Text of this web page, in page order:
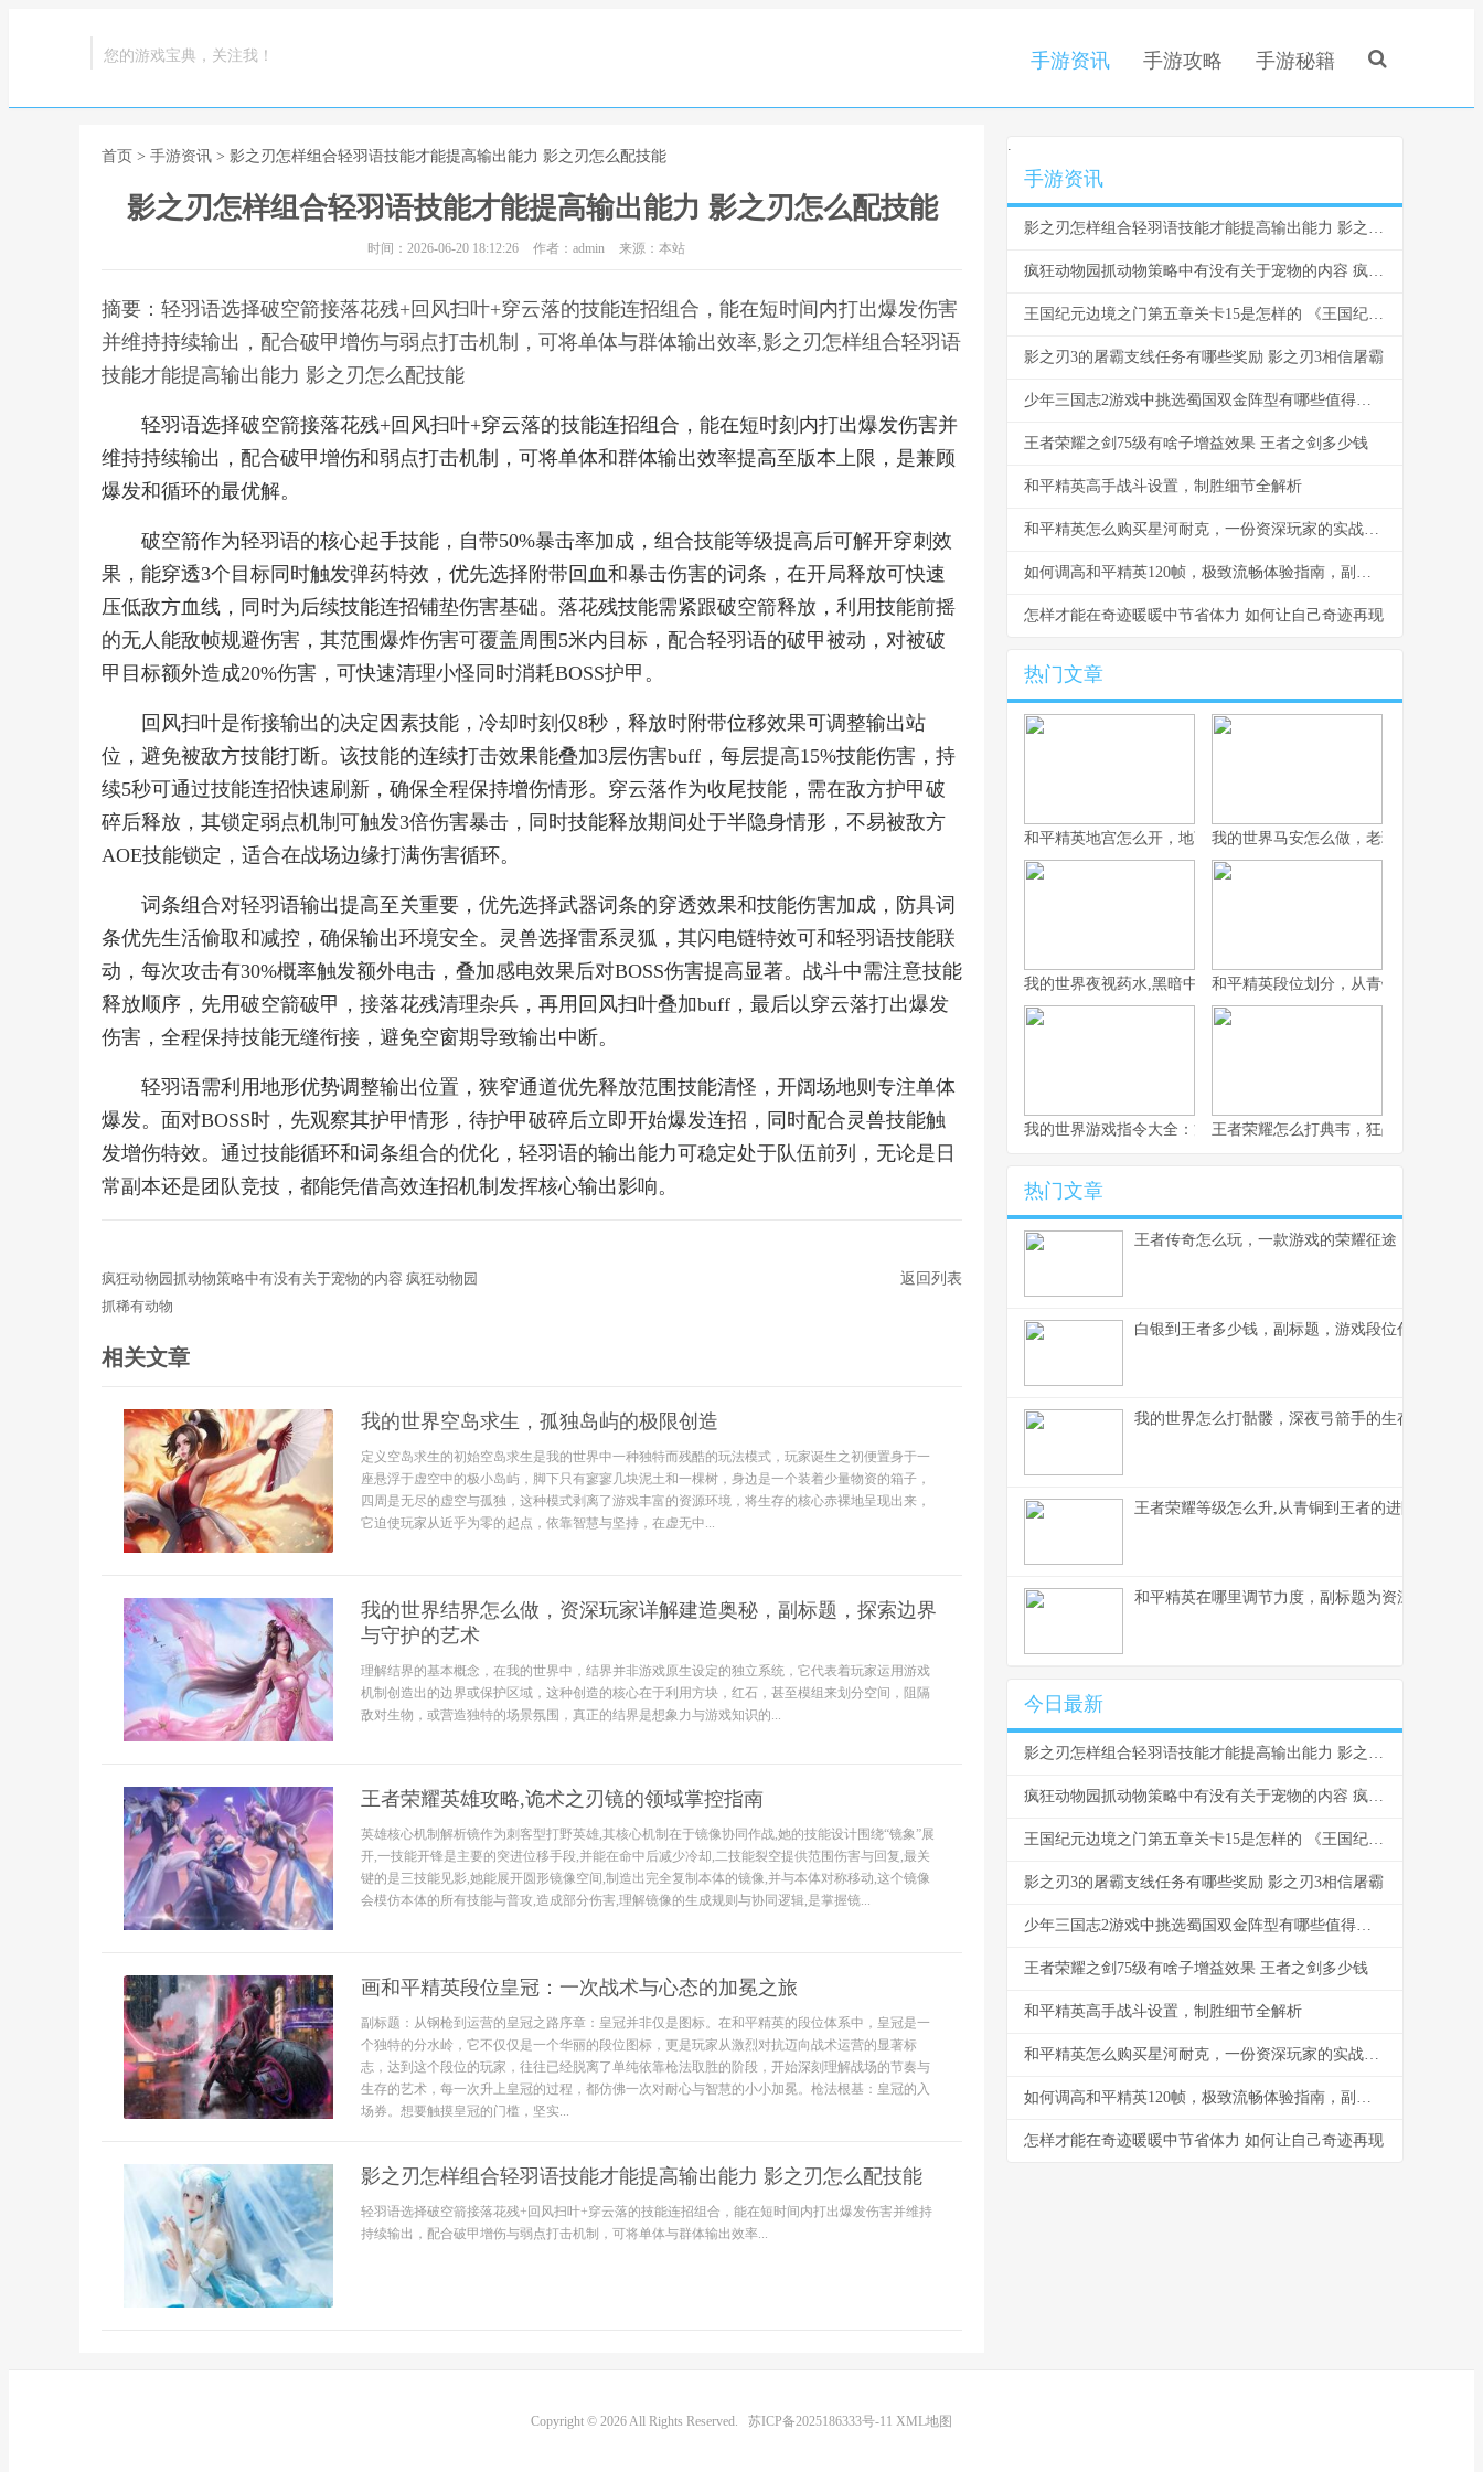
您的游戏宝典，关注我！ 手游资讯 手游攻略 手游秘籍
首页 > 手游资讯 > 影之刃怎样组合轻羽语技能才能提高输出能力 影之刃怎么配技能
影之刃怎样组合轻羽语技能才能提高输出能力 影之刃怎么配技能
时间：2026-06-20 18:12:26 作者：admin 来源：本站
摘要：轻羽语选择破空箭接落花残+回风扫叶+穿云落的技能连招组合，能在短时间内打出爆发伤害
并维持持续输出，配合破甲增伤与弱点打击机制，可将单体与群体输出效率,影之刃怎样组合轻羽语
技能才能提高输出能力 影之刃怎么配技能
轻羽语选择破空箭接落花残+回风扫叶+穿云落的技能连招组合，能在短时刻内打出爆发伤害并
维持持续输出，配合破甲增伤和弱点打击机制，可将单体和群体输出效率提高至版本上限，是兼顾
爆发和循环的最优解。
破空箭作为轻羽语的核心起手技能，自带50%暴击率加成，组合技能等级提高后可解开穿刺效
果，能穿透3个目标同时触发弹药特效，优先选择附带回血和暴击伤害的词条，在开局释放可快速
压低敌方血线，同时为后续技能连招铺垫伤害基础。落花残技能需紧跟破空箭释放，利用技能前摇
的无人能敌帧规避伤害，其范围爆炸伤害可覆盖周围5米内目标，配合轻羽语的破甲被动，对被破
甲目标额外造成20%伤害，可快速清理小怪同时消耗BOSS护甲。
回风扫叶是衔接输出的决定因素技能，冷却时刻仅8秒，释放时附带位移效果可调整输出站
位，避免被敌方技能打断。该技能的连续打击效果能叠加3层伤害buff，每层提高15%技能伤害，持
续5秒可通过技能连招快速刷新，确保全程保持增伤情形。穿云落作为收尾技能，需在敌方护甲破
碎后释放，其锁定弱点机制可触发3倍伤害暴击，同时技能释放期间处于半隐身情形，不易被敌方
AOE技能锁定，适合在战场边缘打满伤害循环。
词条组合对轻羽语输出提高至关重要，优先选择武器词条的穿透效果和技能伤害加成，防具词
条优先生活偷取和减控，确保输出环境安全。灵兽选择雷系灵狐，其闪电链特效可和轻羽语技能联
动，每次攻击有30%概率触发额外电击，叠加感电效果后对BOSS伤害提高显著。战斗中需注意技能
释放顺序，先用破空箭破甲，接落花残清理杂兵，再用回风扫叶叠加buff，最后以穿云落打出爆发
伤害，全程保持技能无缝衔接，避免空窗期导致输出中断。
轻羽语需利用地形优势调整输出位置，狭窄通道优先释放范围技能清怪，开阔场地则专注单体
爆发。面对BOSS时，先观察其护甲情形，待护甲破碎后立即开始爆发连招，同时配合灵兽技能触
发增伤特效。通过技能循环和词条组合的优化，轻羽语的输出能力可稳定处于队伍前列，无论是日
常副本还是团队竞技，都能凭借高效连招机制发挥核心输出影响。
疯狂动物园抓动物策略中有没有关于宠物的内容 疯狂动物园
抓稀有动物
返回列表
相关文章
我的世界空岛求生，孤独岛屿的极限创造
定义空岛求生的初始空岛求生是我的世界中一种独特而残酷的玩法模式，玩家诞生之初便置身于一
座悬浮于虚空中的极小岛屿，脚下只有寥寥几块泥土和一棵树，身边是一个装着少量物资的箱子，
四周是无尽的虚空与孤独，这种模式剥离了游戏丰富的资源环境，将生存的核心赤裸地呈现出来，
它迫使玩家从近乎为零的起点，依靠智慧与坚持，在虚无中...
我的世界结界怎么做，资深玩家详解建造奥秘，副标题，探索边界
与守护的艺术
理解结界的基本概念，在我的世界中，结界并非游戏原生设定的独立系统，它代表着玩家运用游戏
机制创造出的边界或保护区域，这种创造的核心在于利用方块，红石，甚至模组来划分空间，阻隔
敌对生物，或营造独特的场景氛围，真正的结界是想象力与游戏知识的...
王者荣耀英雄攻略,诡术之刃镜的领域掌控指南
英雄核心机制解析镜作为刺客型打野英雄,其核心机制在于镜像协同作战,她的技能设计围绕“镜象”展
开,一技能开锋是主要的突进位移手段,并能在命中后减少冷却,二技能裂空提供范围伤害与回复,最关
键的是三技能见影,她能展开圆形镜像空间,制造出完全复制本体的镜像,并与本体对称移动,这个镜像
会模仿本体的所有技能与普攻,造成部分伤害,理解镜像的生成规则与协同逻辑,是掌握镜...
画和平精英段位皇冠：一次战术与心态的加冕之旅
副标题：从钢枪到运营的皇冠之路序章：皇冠并非仅是图标。在和平精英的段位体系中，皇冠是一
个独特的分水岭，它不仅仅是一个华丽的段位图标，更是玩家从激烈对抗迈向战术运营的显著标
志，达到这个段位的玩家，往往已经脱离了单纯依靠枪法取胜的阶段，开始深刻理解战场的节奏与
生存的艺术，每一次升上皇冠的过程，都仿佛一次对耐心与智慧的小小加冕。枪法根基：皇冠的入
场券。想要触摸皇冠的门槛，坚实...
影之刃怎样组合轻羽语技能才能提高输出能力 影之刃怎么配技能
轻羽语选择破空箭接落花残+回风扫叶+穿云落的技能连招组合，能在短时间内打出爆发伤害并维持
持续输出，配合破甲增伤与弱点打击机制，可将单体与群体输出效率...
.
手游资讯
影之刃怎样组合轻羽语技能才能提高输出能力 影之刃怎么配技能
疯狂动物园抓动物策略中有没有关于宠物的内容 疯狂动物园抓稀有动物
王国纪元边境之门第五章关卡15是怎样的 《王国纪元》边境之门8-2
影之刃3的屠霸支线任务有哪些奖励 影之刃3相信屠霸
少年三国志2游戏中挑选蜀国双金阵型有哪些值得注意的要素 少年三国志2游戏视频
王者荣耀之剑75级有啥子增益效果 王者之剑多少钱
和平精英高手战斗设置，制胜细节全解析
和平精英怎么购买星河耐克，一份资深玩家的实战指南，副标题，星河漫步实战穿搭获取全解析
如何调高和平精英120帧，极致流畅体验指南，副标题，资深玩家实战设置全解析
怎样才能在奇迹暖暖中节省体力 如何让自己奇迹再现
热门文章
和平精英地宫怎么开，地下迷城的探险指南我的世界马安怎么做，老玩家教你获得
我的世界夜视药水,黑暗中的黄金钥匙,副标题,从酿造到探险的完整
和平精英段位划分，从青铜到战神的血
我的世界游戏指令大全：方块世界的代码艺术王者荣耀怎么打典韦，狂战士的克制
热门文章
王者传奇怎么玩，一款游戏的荣耀征途
白银到王者多少钱，副标题，游戏段位代练市场的
我的世界怎么打骷髅，深夜弓箭手的生存指南
王者荣耀等级怎么升,从青铜到王者的进阶之路副标
和平精英在哪里调节力度，副标题为资深玩家分享
今日最新
影之刃怎样组合轻羽语技能才能提高输出能力 影之刃怎么配技能
疯狂动物园抓动物策略中有没有关于宠物的内容 疯狂动物园抓稀有动物
王国纪元边境之门第五章关卡15是怎样的 《王国纪元》边境之门8-2
影之刃3的屠霸支线任务有哪些奖励 影之刃3相信屠霸
少年三国志2游戏中挑选蜀国双金阵型有哪些值得注意的要素 少年三国志2游戏视频
王者荣耀之剑75级有啥子增益效果 王者之剑多少钱
和平精英高手战斗设置，制胜细节全解析
和平精英怎么购买星河耐克，一份资深玩家的实战指南，副标题，星河漫步实战穿搭获取全解析
如何调高和平精英120帧，极致流畅体验指南，副标题，资深玩家实战设置全解析
怎样才能在奇迹暖暖中节省体力 如何让自己奇迹再现
Copyright © 2026 All Rights Reserved. 苏ICP备2025186333号-11 XML地图